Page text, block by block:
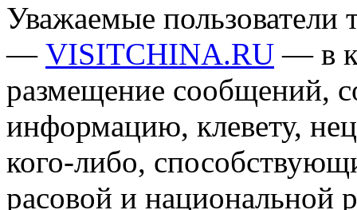
Уважаемые пользователи
— VISITCHINA.RU — в
размещение сообщений,
информацию, клевету,
кого-либо,
расовой и национальной